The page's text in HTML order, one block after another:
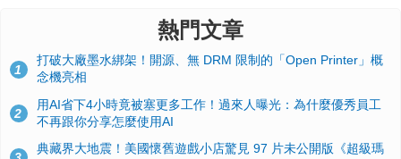
熱門文章
1
打破大廠墨水綁架！開源、無 DRM 限制的「Open Printer」概
念機亮相
2
用AI省下4小時竟被塞更多工作！過來人曝光：為什麼優秀員工
不再跟你分享怎麼使用AI
典藏界大地震！美國懷舊遊戲小店驚見 97 片未公開版《超級瑪